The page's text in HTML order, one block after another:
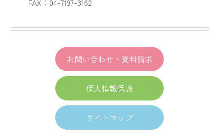
お問い合わせ・資料請求
個人情報保護
サイトマップ